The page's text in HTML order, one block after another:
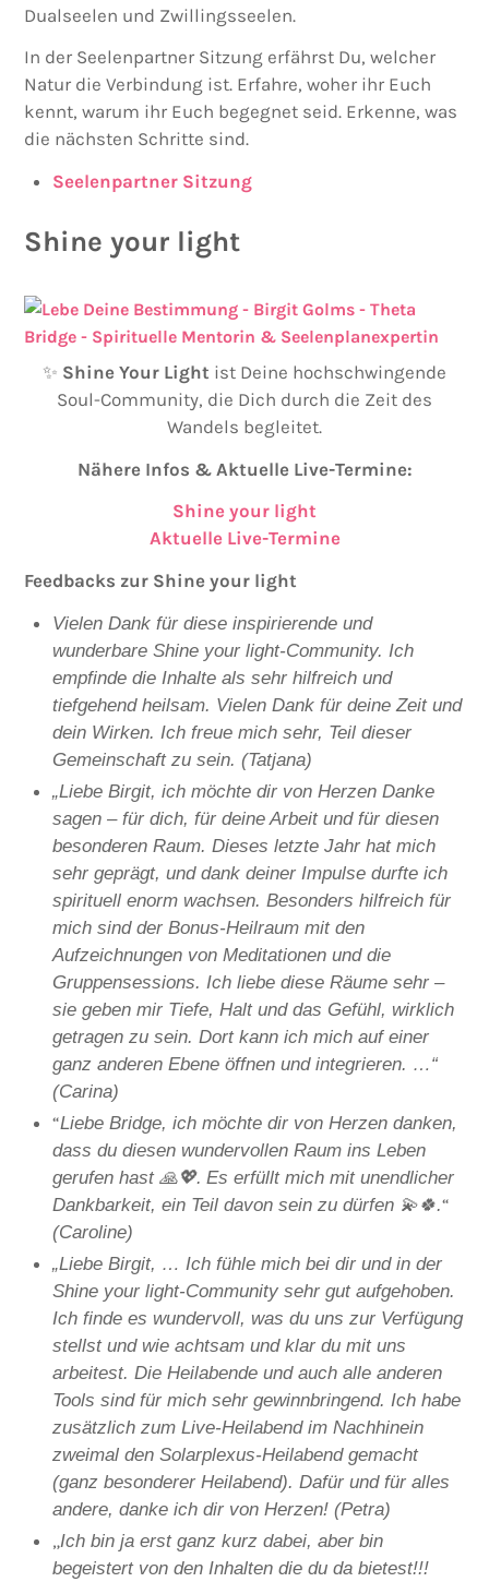
Dualseelen und Zwillingsseelen.
In der Seelenpartner Sitzung erfährst Du, welcher
Natur die Verbindung ist. Erfahre, woher ihr Euch
kennt, warum ihr Euch begegnet seid. Erkenne, was
die nächsten Schritte sind.
Seelenpartner Sitzung
Shine your light
✨ Shine Your Light ist Deine hochschwingende
Soul-Community, die Dich durch die Zeit des
Wandels begleitet.
Nähere Infos & Aktuelle Live-Termine:
Shine your light
Aktuelle Live-Termine
Feedbacks zur Shine your light
Vielen Dank für diese inspirierende und
wunderbare Shine your light-Community. Ich
empfinde die Inhalte als sehr hilfreich und
tiefgehend heilsam. Vielen Dank für deine Zeit und
dein Wirken. Ich freue mich sehr, Teil dieser
Gemeinschaft zu sein. (Tatjana)
„Liebe Birgit, ich möchte dir von Herzen Danke
sagen – für dich, für deine Arbeit und für diesen
besonderen Raum. Dieses letzte Jahr hat mich
sehr geprägt, und dank deiner Impulse durfte ich
spirituell enorm wachsen. Besonders hilfreich für
mich sind der Bonus-Heilraum mit den
Aufzeichnungen von Meditationen und die
Gruppensessions. Ich liebe diese Räume sehr –
sie geben mir Tiefe, Halt und das Gefühl, wirklich
getragen zu sein. Dort kann ich mich auf einer
ganz anderen Ebene öffnen und integrieren. …“
(Carina)
“Liebe Bridge, ich möchte dir von Herzen danken,
dass du diesen wundervollen Raum ins Leben
gerufen hast 🙏💖. Es erfüllt mich mit unendlicher
Dankbarkeit, ein Teil davon sein zu dürfen 💫🍀.“
(Caroline)
„Liebe Birgit, … Ich fühle mich bei dir und in der
Shine your light-Community sehr gut aufgehoben.
Ich finde es wundervoll, was du uns zur Verfügung
stellst und wie achtsam und klar du mit uns
arbeitest. Die Heilabende und auch alle anderen
Tools sind für mich sehr gewinnbringend. Ich habe
zusätzlich zum Live-Heilabend im Nachhinein
zweimal den Solarplexus-Heilabend gemacht
(ganz besonderer Heilabend). Dafür und für alles
andere, danke ich dir von Herzen! (Petra)
„Ich bin ja erst ganz kurz dabei, aber bin
begeistert von den Inhalten die du da bietest!!!